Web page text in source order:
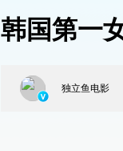
韩国第一
独立鱼电影